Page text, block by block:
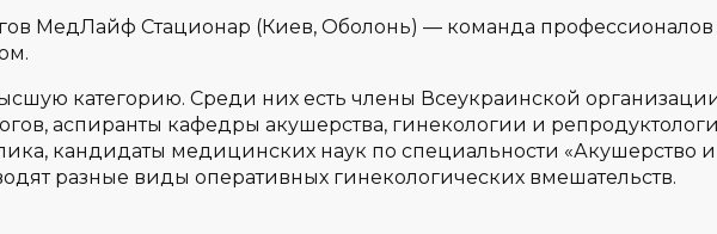
МедЛайф Стационар (Киев, Оболонь) — команда профессионалов
категорию. Среди них есть члены Всеукраинской
аспиранты кафедры акушерства, гинекологии и
кандидаты медицинских наук по специальности «Акушерство и
разные виды оперативных гинекологических вмешательств.